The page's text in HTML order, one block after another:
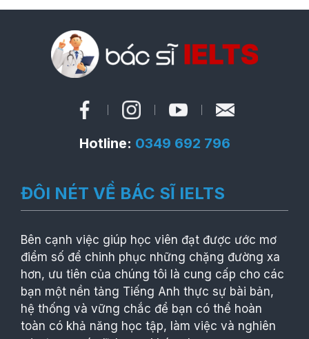
Hotline: 0349 692 796
ĐÔI NÉT VỀ BÁC SĨ IELTS
Bên cạnh việc giúp học viên đạt được ước mơ
điểm số để chinh phục những chặng đường xa
hơn, ưu tiên của chúng tôi là cung cấp cho các
bạn một nền tảng Tiếng Anh thực sự bài bản,
hệ thống và vững chắc để bạn có thể hoàn
toàn có khả năng học tập, làm việc và nghiên